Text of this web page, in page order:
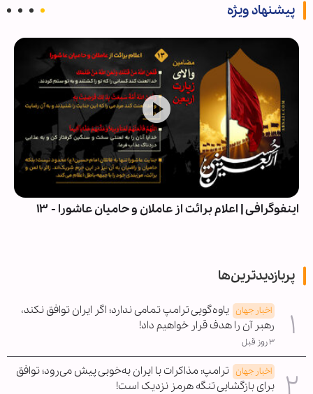
پیشنهاد ویژه
اینفوگرافی | اعلام برائت از عاملان و حامیان عاشورا - ۱۳
پربازدیدترین‌ها
اخبار جهان یاوه‌گویی ترامپ تمامی ندارد؛ اگر ایران توافق نکند،
رهبر آن را هدف قرار خواهیم داد!
۳ روز قبل
اخبار جهان ترامپ: مذاکرات با ایران به‌خوبی پیش می‌رود؛ توافق
برای بازگشایی تنگه هرمز نزدیک است!